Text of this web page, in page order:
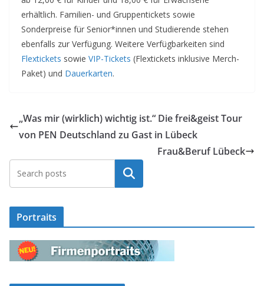
erhältlich. Familien- und Gruppentickets sowie
Sonderpreise für Senior*innen und Studierende stehen
ebenfalls zur Verfügung. Weitere Verfügbarkeiten sind
Flextickets sowie VIP-Tickets (Flextickets inklusive Merch-
Paket) und Dauerkarten.
„Was mir (wirklich) wichtig ist.“ Die frei&geist Tour
von PEN Deutschland zu Gast in Lübeck
Frau&Beruf Lübeck
Suchen
Portraits